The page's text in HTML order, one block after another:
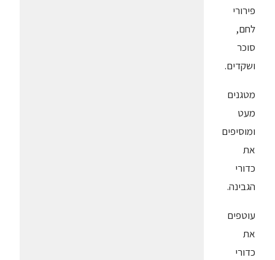
פירורי
לחם,
סוכר
ושקדים.
מטגנים
מעט
ומוסיפים
את
כדורי
הגבינה.
עוטפים
את
כדורי